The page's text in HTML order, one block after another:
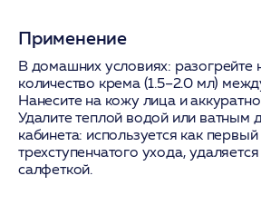
Применение
В домашних условиях: разогрейте
количество крема (1.5–2.0 мл)
Нанесите на кожу лица и
Удалите теплой водой или ватным
кабинета: используется как первый
трехступенчатого ухода,
салфеткой.